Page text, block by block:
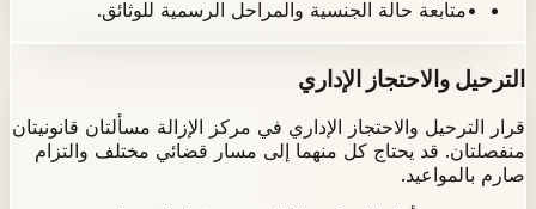
•متابعة حالة الجنسية والمراحل الرسمية للوثائق.
الترحيل والاحتجاز الإداري
قرار الترحيل والاحتجاز الإداري في مركز الإزالة مسألتان قانونيتان
منفصلتان. قد يحتاج كل منهما إلى مسار قضائي مختلف والتزام
صارم بالمواعيد.